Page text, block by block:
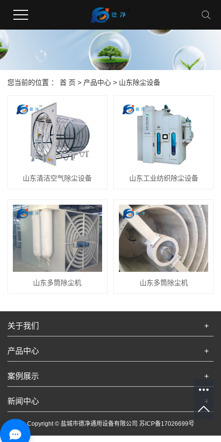
您当前的位置 ： 首 页 > 产品中心 > 山东除尘设备
山东清洁空气除尘设备 山东工业纺织除尘设备
山东多筒除尘机 山东多筒除尘机
关于我们 +
产品中心 +
案例展示 +
新闻中心 +
Copyright © 盐城市德净通用设备有限公司 苏ICP备17026699号